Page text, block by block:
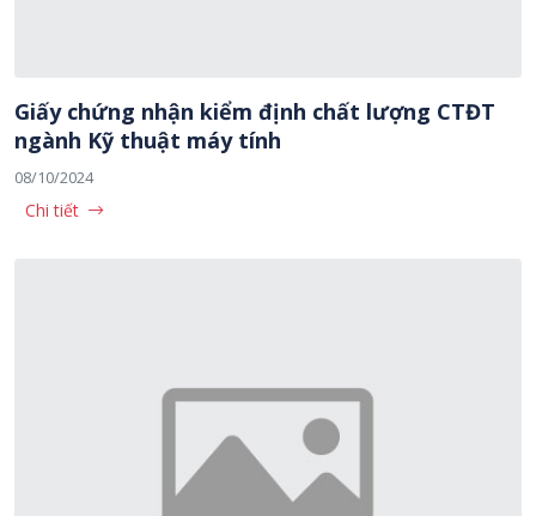
Giấy chứng nhận kiểm định chất lượng CTĐT
ngành Kỹ thuật máy tính
08/10/2024
Chi tiết